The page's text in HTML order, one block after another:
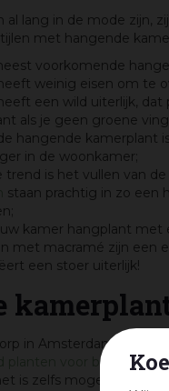
al lang in de mode zijn,
met hangende
voorkomende
weinig eisen om te
een wild uiterlijk,
als je geen groene
hangende kamerplant
in de woonkamer;
trend is het vullen van
staan prachtig in zo een
kamer hangplant met
met macramé zijn een
een stoer uiterlijk!
in Amsterdam
planten voor binnen en
is zelfs mogelijk de